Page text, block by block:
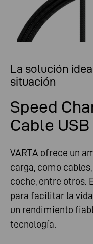
La solución
situación
Speed
Cable USB
VARTA ofrece un
carga, como
coche, entre otros.
para facilitar la
un rendimiento
tecnología.